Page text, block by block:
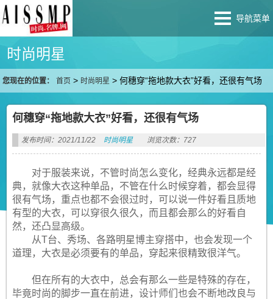
导航菜单
时尚明星
您现在的位置： 首页 > 时尚明星 >何穗穿“拖地款大衣”好看，还很有气场
何穗穿“拖地款大衣”好看，还很有气场
发布时间：2021/11/22 时尚明星 浏览次数：727
对于服装来说，不管时尚怎么变化，经典永远都是经
典，就像大衣这种单品，不管在什么时候穿着，都会显得
很有气场，重点也都不会很过时，可以说一件好看且质地
有型的大衣，可以穿很久很久，而且都会那么的好看自
然，还凸显高级。
从T台、秀场、各路明星博主穿搭中，也会发现一个
道理，大衣是必须要有的单品，穿起来很精致很洋气。
但在所有的大衣中，总会有那么一些是特殊的存在，
毕竟时尚的脚步一直在前进，设计师们也会不断地改良与